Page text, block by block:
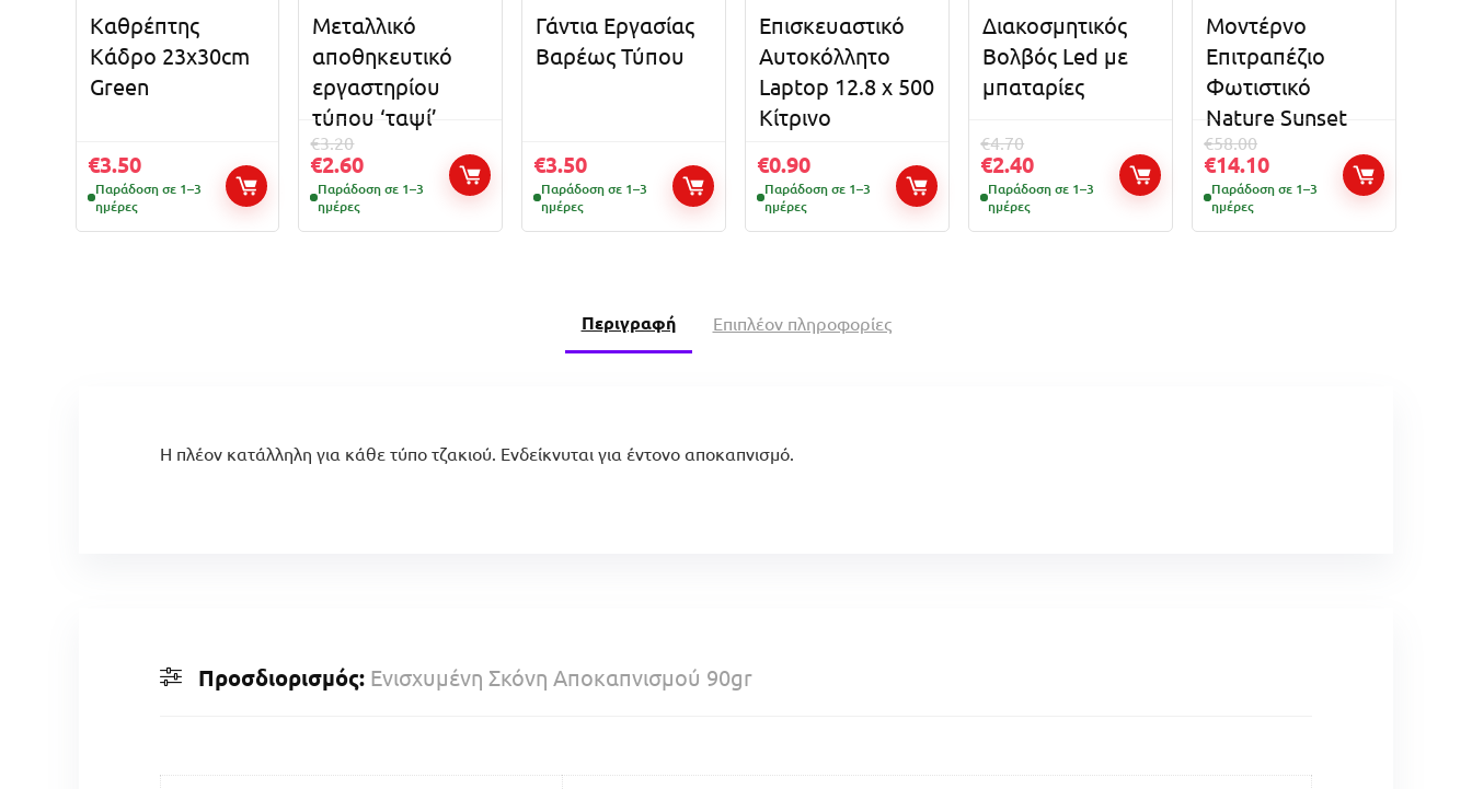
Καθρέπτης
Κάδρο 23x30cm
Green
€3.50
Παράδοση σε 1–3
ημέρες
Μεταλλικό
αποθηκευτικό
εργαστηρίου
τύπου ‘ταψί’
€3.20
€2.60
Παράδοση σε 1–3
ημέρες
Γάντια Εργασίας
Βαρέως Τύπου
€3.50
Παράδοση σε 1–3
ημέρες
Επισκευαστικό
Αυτοκόλλητο
Laptop 12.8 x 500
Κίτρινο
€0.90
Παράδοση σε 1–3
ημέρες
Διακοσμητικός
Βολβός Led με
μπαταρίες
€4.70
€2.40
Παράδοση σε 1–3
ημέρες
Μοντέρνο
Επιτραπέζιο
Φωτιστικό
Nature Sunset
€58.00
€14.10
Παράδοση σε 1–3
ημέρες
Περιγραφή Επιπλέον πληροφορίες
Η πλέον κατάλληλη για κάθε τύπο τζακιού. Ενδείκνυται για έντονο αποκαπνισμό.
Προσδιορισμός: Ενισχυμένη Σκόνη Αποκαπνισμού 90gr